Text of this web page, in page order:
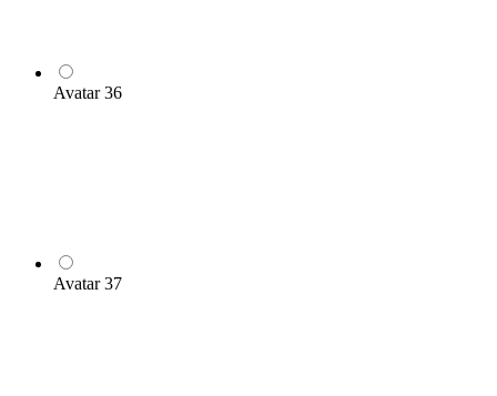
Avatar 36
Avatar 37